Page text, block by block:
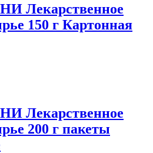
Лекарственное
150 г Картонная
Лекарственное
200 г пакеты